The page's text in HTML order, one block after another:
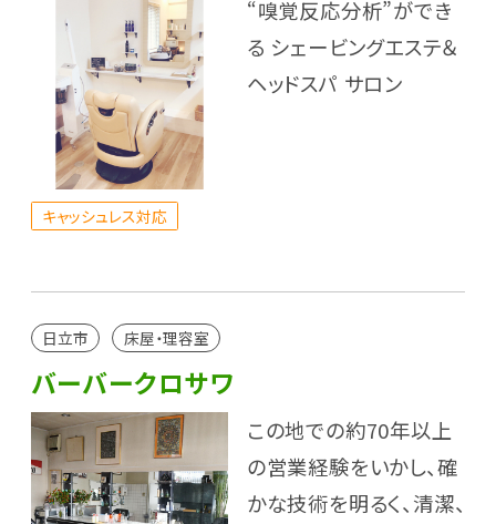
“嗅覚反応分析”ができ
る シェービングエステ＆
ヘッドスパ サロン
キャッシュレス対応
日立市 床屋・理容室
バーバークロサワ
この地での約70年以上
の営業経験をいかし、確
かな技術を明るく、清潔、